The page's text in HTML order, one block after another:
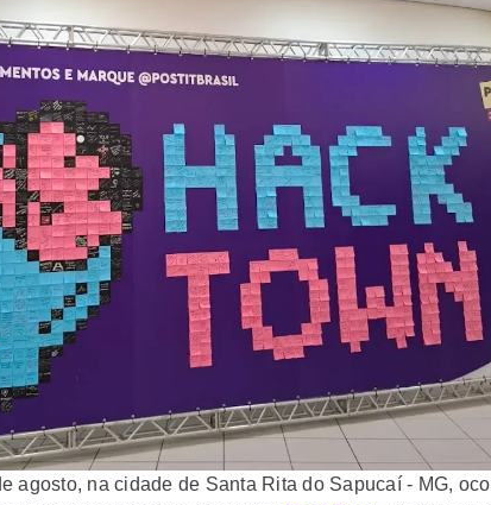
agosto, na cidade de Santa Rita do Sapucaí - MG,